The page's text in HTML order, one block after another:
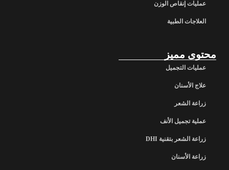
عمليات إنقاص الوزن
العلاجات الطبية
محتوى مميز
عمليات التجميل
علاج الأسنان
زراعة الشعر
عملية تجميل الأنف
زراعة الشعر بتقنية DHI
زراعة الأسنان